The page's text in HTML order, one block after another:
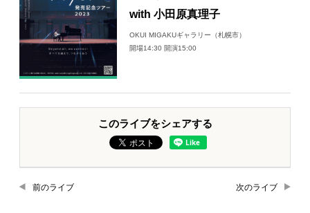
with 小田原真理子
OKUI MIGAKUギャラリー（札幌市）
開場14:30 開演15:00
このライブをシェアする
前のライブ 次のライブ